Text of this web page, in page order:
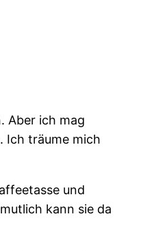
Aber ich mag
Ich träume mich
und
kann sie da